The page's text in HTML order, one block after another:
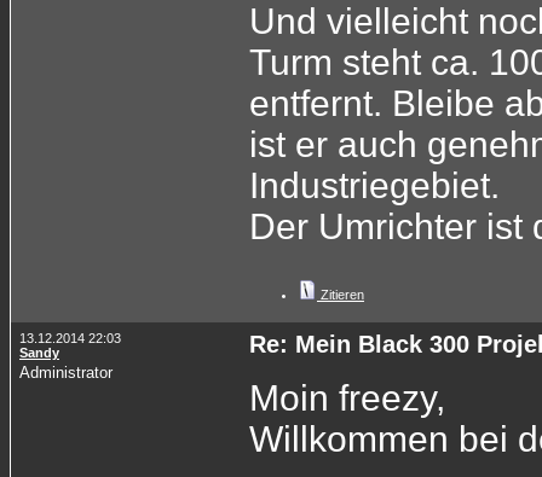
Und vielleicht
Turm steht ca.
entfernt. Bleibe
ist er auch
Industriegebiet.
Der Umrichter ist
Zitieren
13.12.2014 22:03
Sandy
Administrator
Re: Mein Black 300
Moin freezy,
Willkommen bei